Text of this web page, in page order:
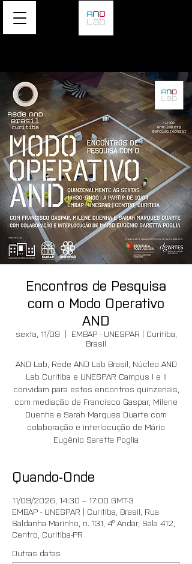
Encontros de Pesquisa
com o Modo Operativo
AND
sexta, 11/09
  |
EMBAP - UNESPAR | Curitiba,
Brasil
AND Lab, Rede AND Lab Brasil, Núcleo AND
Lab Curitiba e UNESPAR Campus I e II
convidam para estes encontros quinzenais,
com mediação de Francisco Gaspar, Milene
Duenha e Sarah Marques Duarte com
colaboração e interlocução de Mário
Eugênio Saretta Poglia
Quando-Onde
11/09/2026, 14:30 – 17:00 GMT-3
EMBAP - UNESPAR | Curitiba, Brasil, Rua
Saldanha Marinho, n. 131, 4º Andar, Sala 412,
Centro, Curitiba-PR
Outras datas